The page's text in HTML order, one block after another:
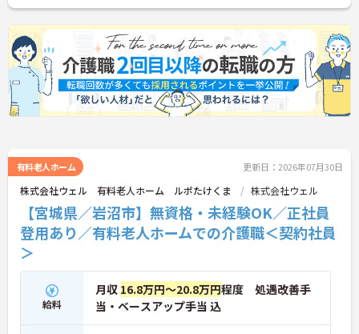
有料老人ホーム 更新日：2026年07月30日
株式会社ウェル 有料老人ホーム ルポたけくま 株式会社ウェル
【宮城県／岩沼市】無資格・未経験OK／正社員
登用あり／有料老人ホームでの介護職＜契約社員
＞
給料
月収 16.8万円～20.8万円程度 処遇改善手
当・ベースアップ手当 込